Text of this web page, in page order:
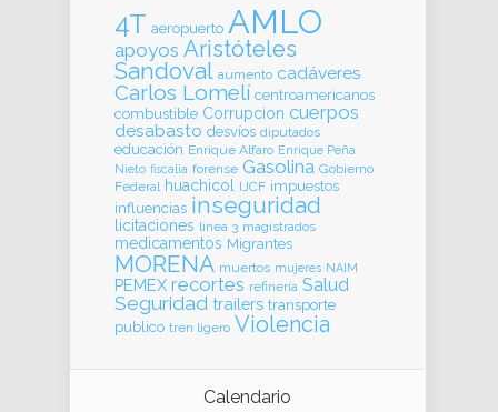
4T aeropuerto AMLO
apoyos Aristóteles
Sandoval aumento cadáveres
Carlos Lomelí centroamericanos
combustible Corrupcion cuerpos
desabasto desvíos diputados
educación Enrique Alfaro Enrique Peña
Nieto fiscalia forense Gasolina Gobierno
Federal huachicol IJCF impuestos
influencias inseguridad
licitaciones línea 3 magistrados
medicamentos Migrantes
MORENA muertos mujeres NAIM
PEMEX recortes refinería Salud
Seguridad trailers transporte
publico tren ligero Violencia
Calendario